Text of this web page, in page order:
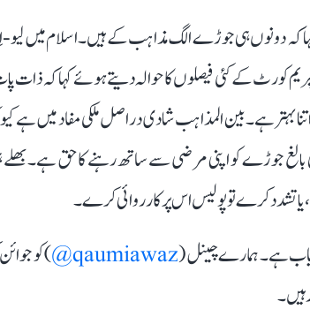
دونوں ہی جوڑے الگ مذاہب کے ہیں۔ اسلام میں لیو-
کورٹ کے کئی فیصلوں کا حوالہ دیتے ہوئے کہا کہ ذات
بہتر ہے۔ بین المذاہب شادی دراصل ملکی مفاد میں ہے
بھی بالغ جوڑے کو اپنی مرضی سے ساتھ رہنے کا حق ہے۔
تشدد کرے تو پولیس اس پر کارروائی کرے۔
ہے۔ ہمارے چینل (qaumiawaz@
) کو